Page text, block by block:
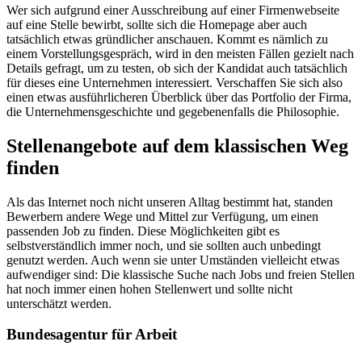
Wer sich aufgrund einer Ausschreibung auf einer Firmenwebseite
auf eine Stelle bewirbt, sollte sich die Homepage aber auch
tatsächlich etwas gründlicher anschauen. Kommt es nämlich zu
einem Vorstellungsgespräch, wird in den meisten Fällen gezielt nach
Details gefragt, um zu testen, ob sich der Kandidat auch tatsächlich
für dieses eine Unternehmen interessiert. Verschaffen Sie sich also
einen etwas ausführlicheren Überblick über das Portfolio der Firma,
die Unternehmensgeschichte und gegebenenfalls die Philosophie.
Stellenangebote auf dem klassischen Weg
finden
Als das Internet noch nicht unseren Alltag bestimmt hat, standen
Bewerbern andere Wege und Mittel zur Verfügung, um einen
passenden Job zu finden. Diese Möglichkeiten gibt es
selbstverständlich immer noch, und sie sollten auch unbedingt
genutzt werden. Auch wenn sie unter Umständen vielleicht etwas
aufwendiger sind: Die klassische Suche nach Jobs und freien Stellen
hat noch immer einen hohen Stellenwert und sollte nicht
unterschätzt werden.
Bundesagentur für Arbeit